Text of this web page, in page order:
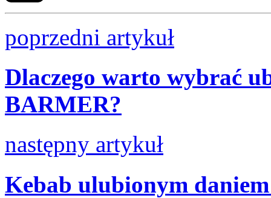
poprzedni artykuł
Dlaczego warto wybrać
BARMER?
następny artykuł
Kebab ulubionym